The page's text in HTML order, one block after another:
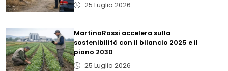
25 Luglio 2026
MartinoRossi accelera sulla
sostenibilità con il bilancio 2025 e il
piano 2030
25 Luglio 2026